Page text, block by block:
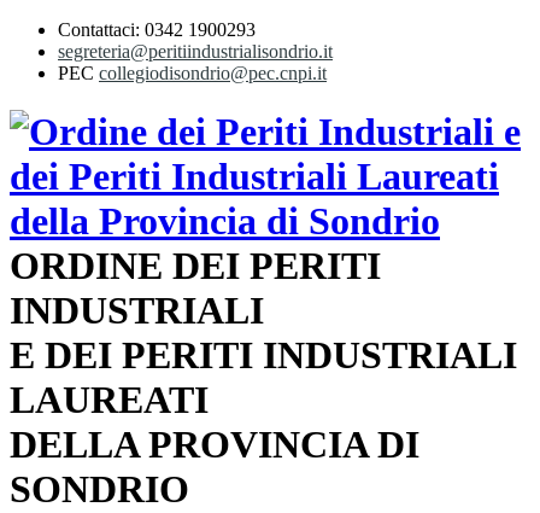
Contattaci: 0342 1900293
segreteria@peritiindustrialisondrio.it
PEC collegiodisondrio@pec.cnpi.it
ORDINE DEI PERITI
INDUSTRIALI
E DEI PERITI INDUSTRIALI
LAUREATI
DELLA PROVINCIA DI
SONDRIO